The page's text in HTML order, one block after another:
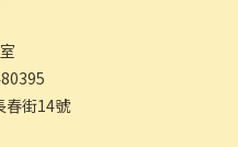
春街14號